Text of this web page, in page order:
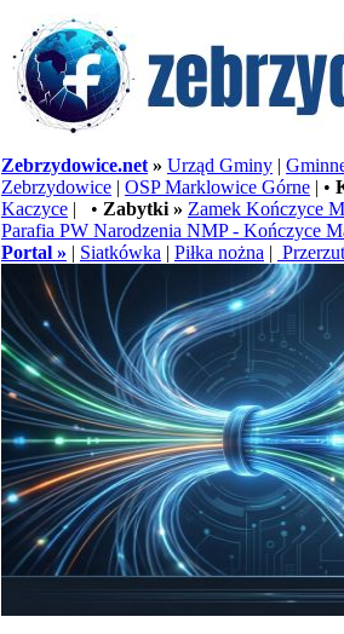
Zebrzydowice.net » Urząd Gminy |
Zebrzydowice | OSP Marklowice Górne | •
Kaczyce | • Zabytki » Zamek Kończyce
Parafia PW Narodzenia NMP - Kończyce
Portal » | Siatkówka | Piłka nożna |